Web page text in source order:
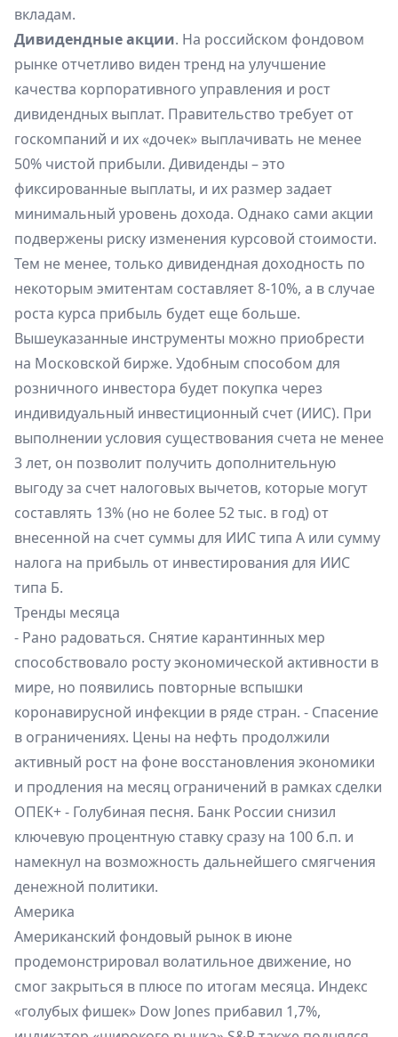
вкладам.
Дивидендные акции. На российском фондовом
рынке отчетливо виден тренд на улучшение
качества корпоративного управления и рост
дивидендных выплат. Правительство требует от
госкомпаний и их «дочек» выплачивать не менее
50% чистой прибыли. Дивиденды – это
фиксированные выплаты, и их размер задает
минимальный уровень дохода. Однако сами акции
подвержены риску изменения курсовой стоимости.
Тем не менее, только дивидендная доходность по
некоторым эмитентам составляет 8-10%, а в случае
роста курса прибыль будет еще больше.
Вышеуказанные инструменты можно приобрести
на Московской бирже. Удобным способом для
розничного инвестора будет покупка через
индивидуальный инвестиционный счет (ИИС). При
выполнении условия существования счета не менее
3 лет, он позволит получить дополнительную
выгоду за счет налоговых вычетов, которые могут
составлять 13% (но не более 52 тыс. в год) от
внесенной на счет суммы для ИИС типа А или сумму
налога на прибыль от инвестирования для ИИС
типа Б.
Тренды месяца
- Рано радоваться. Снятие карантинных мер
способствовало росту экономической активности в
мире, но появились повторные вспышки
коронавирусной инфекции в ряде стран. - Спасение
в ограничениях. Цены на нефть продолжили
активный рост на фоне восстановления экономики
и продления на месяц ограничений в рамках сделки
ОПЕК+ - Голубиная песня. Банк России снизил
ключевую процентную ставку сразу на 100 б.п. и
намекнул на возможность дальнейшего смягчения
денежной политики.
Америка
Американский фондовый рынок в июне
продемонстрировал волатильное движение, но
смог закрыться в плюсе по итогам месяца. Индекс
«голубых фишек» Dow Jones прибавил 1,7%,